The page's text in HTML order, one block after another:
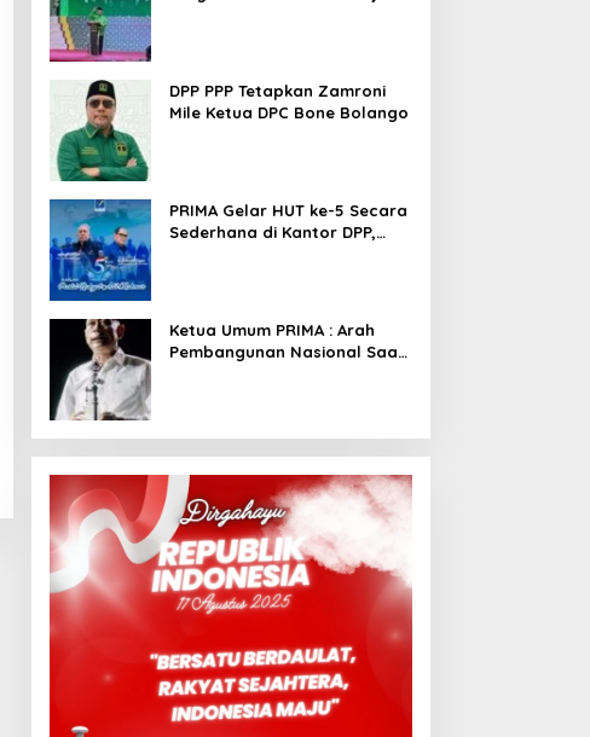
DPP PPP Tetapkan Zamroni
Mile Ketua DPC Bone Bolango
PRIMA Gelar HUT ke-5 Secara
Sederhana di Kantor DPP,
Ketua Umum PRIMA : Arah
Pembangunan Nasional Saat